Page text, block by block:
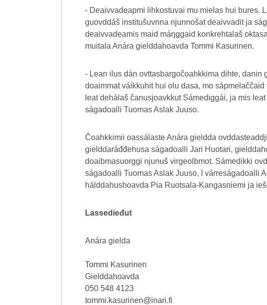
- Deaivvadeapmi lihkostuvai mu mielas hui bures.
guovddáš institušuvnna njunnošat deaivvadit ja
deaivvadeamis maid máŋggaid konkrehtalaš
muitala Anára gielddahoavda Tommi Kasurinen.
- Lean ilus dán ovttasbargočoahkkima dihte,
doaimmat váikkuhit hui olu dasa, mo
leat dehálaš čanusjoavkkut Sámediggái, ja mis
ságadoalli Tuomas Aslak Juuso.
Čoahkkimii oassálaste Anára gieldda
gielddaráđđehusa ságadoalli Jari Huotari,
doaibmasuorggi njunuš virgeolbmot. Sámedikki
ságadoalli Tuomas Aslak Juuso, I várreságadoalli
hálddahushoavda Pia Ruotsala-Kangasniemi ja
Lassedieđut
Anára gielda
Tommi Kasurinen
Gielddahoavda
050 548 4123
tommi.kasurinen@inari.fi